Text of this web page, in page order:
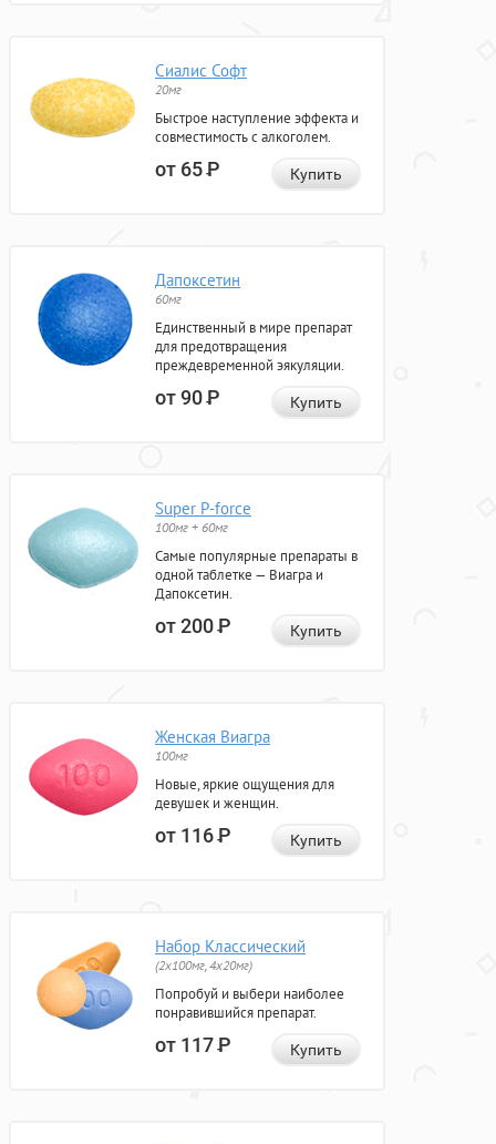
Сиалис Софт
20мг
Быстрое наступление эффекта и
совместимость с алкоголем.
от 65Р Купить
Дапоксетин
60мг
Единственный в мире препарат
для предотвращения
преждевременной эякуляции.
от 90Р Купить
Super P-force
100мг + 60мг
Самые популярные препараты в
одной таблетке — Виагра и
Дапоксетин.
от 200Р Купить
Женская Виагра
100мг
Новые, яркие ощущения для
девушек и женщин.
от 116Р Купить
Набор Классический
(2x100мг, 4x20мг)
Попробуй и выбери наиболее
понравившийся препарат.
от 117Р Купить